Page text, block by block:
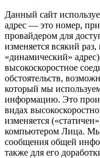
Данный сайт
адрес — это номер,
провайдером для
изменяется всякий
«динамический»
высокоскоростное
обстоятельств,
который мы
информацию. Это
видах
изменяется
компьютером Лица. Мы
сообщения общей
также для его